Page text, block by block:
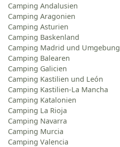
Camping Andalusien
Camping Aragonien
Camping Asturien
Camping Baskenland
Camping Madrid und Umgebung
Camping Balearen
Camping Galicien
Camping Kastilien und León
Camping Kastilien-La Mancha
Camping Katalonien
Camping La Rioja
Camping Navarra
Camping Murcia
Camping Valencia